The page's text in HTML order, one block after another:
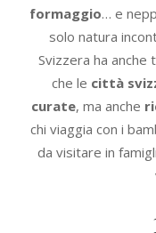
formaggio… e
solo natura
Svizzera ha anche
che le città
curate, ma anche
chi viaggia con i
da visitare in